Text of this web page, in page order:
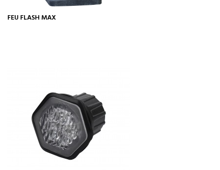
FEU FLASH MAX